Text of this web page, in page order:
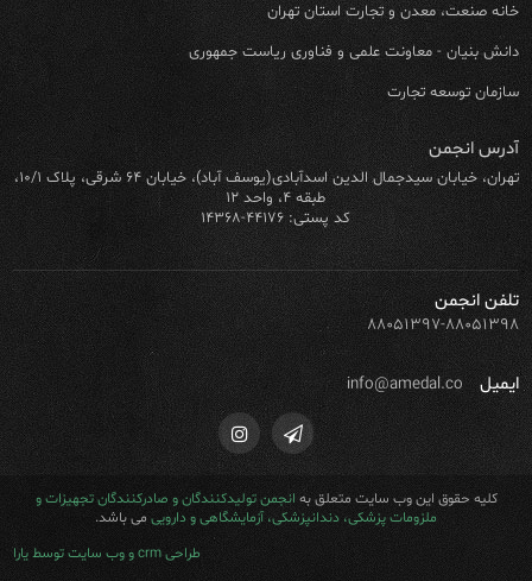
خانه صنعت، معدن و تجارت استان تهران
دانش بنیان - معاونت علمی و فناوری ریاست جمهوری
سازمان توسعه تجارت
آدرس انجمن
تهران، خیابان سیدجمال الدین اسدآبادی(یوسف آباد)، خیابان ۶۴ شرقی، پلاک ۱۰/۱،
طبقه ۴، واحد ۱۲
کد پستی: ۴۴۱۷۶-۱۴۳۶۸
تلفن انجمن
۸۸۰۵۱۳۹۷-۸۸۰۵۱۳۹۸
ایمیل info@amedal.co
کلیه حقوق این وب سایت متعلق بهانجمن تولیدکنندگان و صادرکنندگان تجهیزات و
ملزومات پزشکی، دندانپزشکی، آزمایشگاهی و دارویی می باشد.
طراحی crm و وب سایت توسط یارا